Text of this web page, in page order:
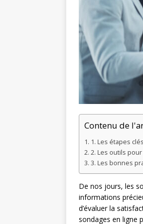
Contenu de
1. Les étapes
2. Les outils
3. Les bonnes
De nos jours, les
informations
d’évaluer la
sondages en ligne